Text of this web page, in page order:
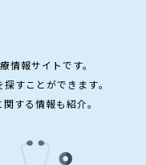
報サイトです。
すことができます。
する情報も紹介。